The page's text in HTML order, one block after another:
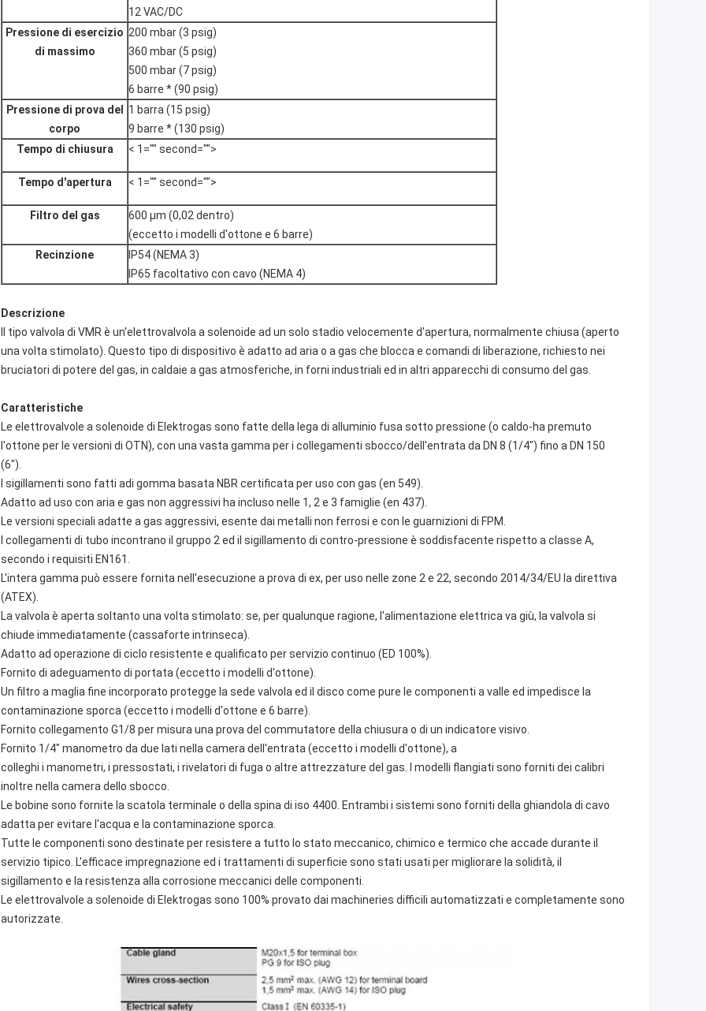
12 VAC/DC
Pressione di esercizio
di massimo
200 mbar (3 psig)
360 mbar (5 psig)
500 mbar (7 psig)
6 barre * (90 psig)
Pressione di prova del
corpo
1 barra (15 psig)
9 barre * (130 psig)
Tempo di chiusura
< 1="" second="">
Tempo d'apertura < 1="" second="">
Filtro del gas
600 μm (0,02 dentro)
(eccetto i modelli d'ottone e 6 barre)
Recinzione
IP54 (NEMA 3)
IP65 facoltativo con cavo (NEMA 4)
Descrizione
Il tipo valvola di VMR è un'elettrovalvola a solenoide ad un solo stadio velocemente d'apertura, normalmente chiusa (aperto
una volta stimolato). Questo tipo di dispositivo è adatto ad aria o a gas che blocca e comandi di liberazione, richiesto nei
bruciatori di potere del gas, in caldaie a gas atmosferiche, in forni industriali ed in altri apparecchi di consumo del gas.
Caratteristiche
Le elettrovalvole a solenoide di Elektrogas sono fatte della lega di alluminio fusa sotto pressione (o caldo-ha premuto
l'ottone per le versioni di OTN), con una vasta gamma per i collegamenti sbocco/dell'entrata da DN 8 (1/4") fino a DN 150
(6").
I sigillamenti sono fatti adi gomma basata NBR certificata per uso con gas (en 549).
Adatto ad uso con aria e gas non aggressivi ha incluso nelle 1, 2 e 3 famiglie (en 437).
Le versioni speciali adatte a gas aggressivi, esente dai metalli non ferrosi e con le guarnizioni di FPM.
I collegamenti di tubo incontrano il gruppo 2 ed il sigillamento di contro-pressione è soddisfacente rispetto a classe A,
secondo i requisiti EN161.
L'intera gamma può essere fornita nell'esecuzione a prova di ex, per uso nelle zone 2 e 22, secondo 2014/34/EU la direttiva
(ATEX).
La valvola è aperta soltanto una volta stimolato: se, per qualunque ragione, l'alimentazione elettrica va giù, la valvola si
chiude immediatamente (cassaforte intrinseca).
Adatto ad operazione di ciclo resistente e qualificato per servizio continuo (ED 100%).
Fornito di adeguamento di portata (eccetto i modelli d'ottone).
Un filtro a maglia fine incorporato protegge la sede valvola ed il disco come pure le componenti a valle ed impedisce la
contaminazione sporca (eccetto i modelli d'ottone e 6 barre).
Fornito collegamento G1/8 per misura una prova del commutatore della chiusura o di un indicatore visivo.
Fornito 1/4" manometro da due lati nella camera dell'entrata (eccetto i modelli d'ottone), a
colleghi i manometri, i pressostati, i rivelatori di fuga o altre attrezzature del gas. I modelli flangiati sono forniti dei calibri
inoltre nella camera dello sbocco.
Le bobine sono fornite la scatola terminale o della spina di iso 4400. Entrambi i sistemi sono forniti della ghiandola di cavo
adatta per evitare l'acqua e la contaminazione sporca.
Tutte le componenti sono destinate per resistere a tutto lo stato meccanico, chimico e termico che accade durante il
servizio tipico. L'efficace impregnazione ed i trattamenti di superficie sono stati usati per migliorare la solidità, il
sigillamento e la resistenza alla corrosione meccanici delle componenti.
Le elettrovalvole a solenoide di Elektrogas sono 100% provato dai machineries difficili automatizzati e completamente sono
autorizzate.